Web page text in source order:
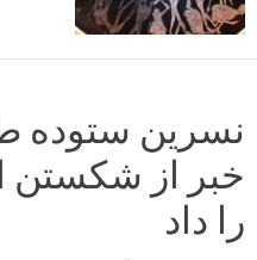
نسرین ستوده
خبر از
را داد